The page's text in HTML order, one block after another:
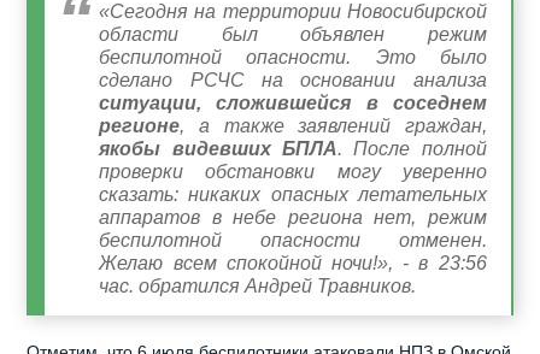
«Сегодня на территории Новосибирской
области был объявлен режим
беспилотной опасности. Это было
сделано РСЧС на основании анализа
ситуации, сложившейся в соседнем
регионе, а также заявлений граждан,
якобы видевших БПЛА. После полной
проверки обстановки могу уверенно
сказать: никаких опасных летательных
аппаратов в небе региона нет, режим
беспилотной опасности отменен.
Желаю всем спокойной ночи!», - в 23:56
час. обратился Андрей Травников.